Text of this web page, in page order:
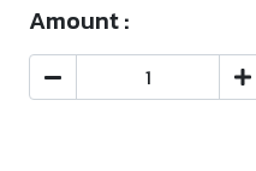
Amount :